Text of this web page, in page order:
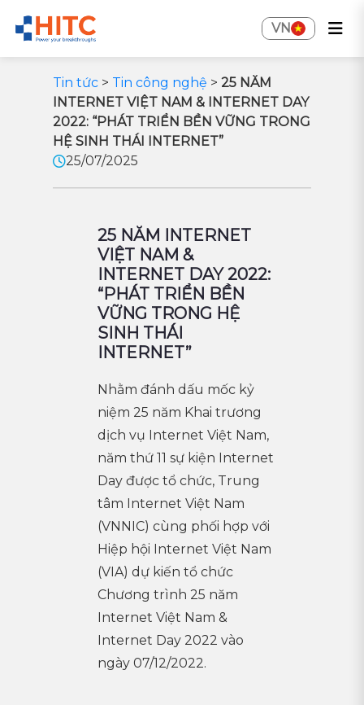
VN
Tin tức > Tin công nghệ > 25 NĂM
INTERNET VIỆT NAM & INTERNET DAY
2022: “PHÁT TRIỂN BỀN VỮNG TRONG
HỆ SINH THÁI INTERNET”
25/07/2025
25 NĂM INTERNET
VIỆT NAM &
INTERNET DAY 2022:
“PHÁT TRIỂN BỀN
VỮNG TRONG HỆ
SINH THÁI
INTERNET”
Nhằm đánh dấu mốc kỷ
niệm 25 năm Khai trương
dịch vụ Internet Việt Nam,
năm thứ 11 sự kiện Internet
Day được tổ chức, Trung
tâm Internet Việt Nam
(VNNIC) cùng phối hợp với
Hiệp hội Internet Việt Nam
(VIA) dự kiến tổ chức
Chương trình 25 năm
Internet Việt Nam &
Internet Day 2022 vào
ngày 07/12/2022.